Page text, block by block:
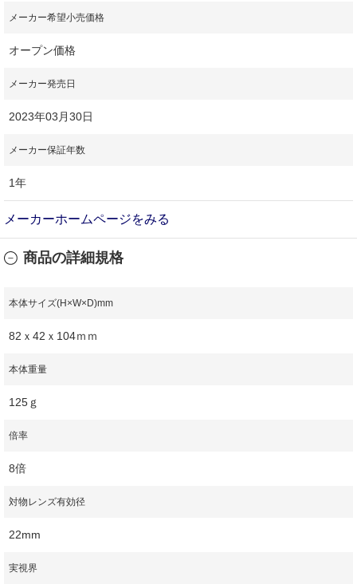
メーカー希望小売価格
オープン価格
メーカー発売日
2023年03月30日
メーカー保証年数
1年
メーカーホームページをみる
商品の詳細規格
本体サイズ(H×W×D)mm
82ｘ42ｘ104ｍｍ
本体重量
125ｇ
倍率
8倍
対物レンズ有効径
22mm
実視界